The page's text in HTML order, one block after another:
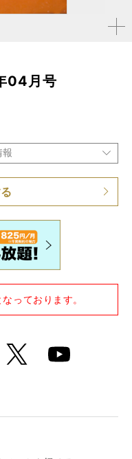
拡大す
04月号
報
っております。
Youtube